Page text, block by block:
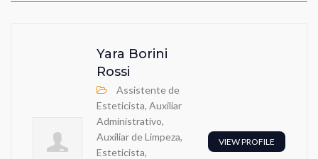
Yara Borini
Rossi
Assistente de
Esteticista, Auxiliar
Administrativo,
Auxiliar de Limpeza,
Esteticista,
VIEW PROFILE